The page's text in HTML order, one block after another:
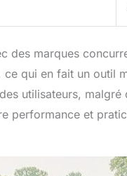
des marques
qui en fait un outil
utilisateurs,
performance et